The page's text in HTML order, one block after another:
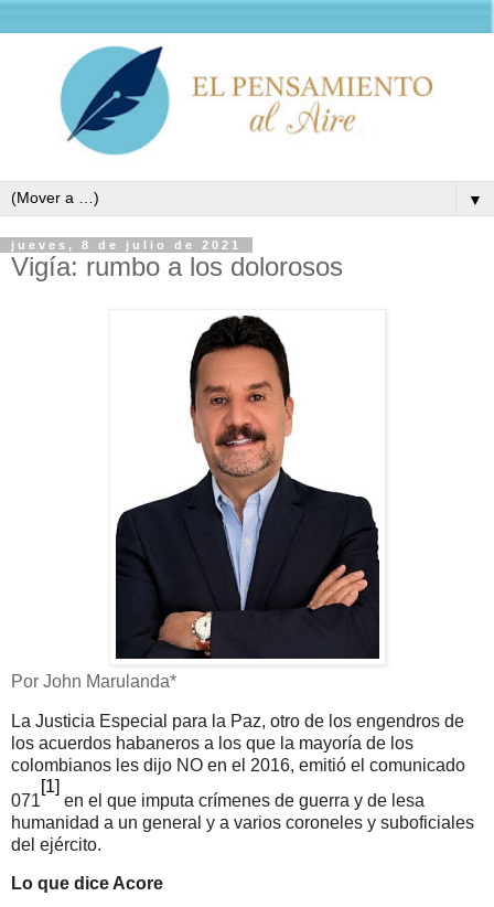
▼
jueves, 8 de julio de 2021
Vigía: rumbo a los dolorosos
Por John Marulanda*
La Justicia Especial para la Paz, otro de los engendros de
los acuerdos habaneros a los que la mayoría de los
colombianos les dijo NO en el 2016, emitió el comunicado
071
[1]
en el que imputa crímenes de guerra y de lesa
humanidad a un general y a varios coroneles y suboficiales
del ejército.
Lo que dice Acore